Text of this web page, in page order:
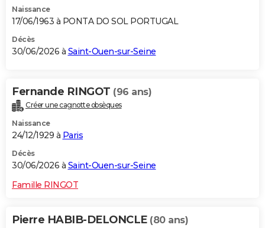
Naissance
17/06/1963 à PONTA DO SOL PORTUGAL
Décès
30/06/2026 à Saint-Ouen-sur-Seine
Fernande RINGOT (96 ans)
Créer une cagnotte obsèques
Naissance
24/12/1929 à Paris
Décès
30/06/2026 à Saint-Ouen-sur-Seine
Famille RINGOT
Pierre HABIB-DELONCLE (80 ans)